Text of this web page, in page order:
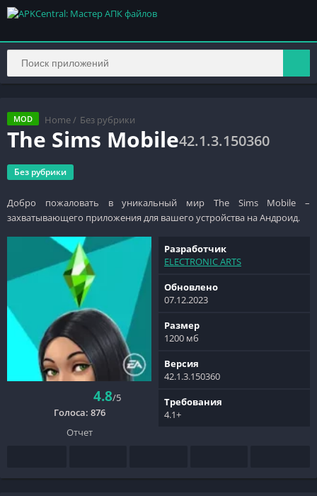
MOD Home / Без рубрики
The Sims Mobile42.1.3.150360
Без рубрики
Добро пожаловать в уникальный мир The Sims Mobile –
захватывающего приложения для вашего устройства на Андроид.
4.8/5
Голоса: 876
Отчет
Разработчик
ELECTRONIC ARTS
Обновлено
07.12.2023
Размер
1200 мб
Версия
42.1.3.150360
Требования
4.1+